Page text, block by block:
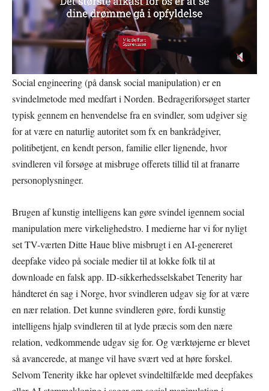
Social engineering (på dansk social manipulation) er en
svindelmetode med medfart i Norden. Bedrageriforsøget starter
typisk gennem en henvendelse fra en svindler, som udgiver sig
for at være en naturlig autoritet som fx en bankrådgiver,
politibetjent, en kendt person, familie eller lignende, hvor
svindleren vil forsøge at misbruge offerets tillid til at franarre
personoplysninger.
Brugen af kunstig intelligens kan gøre svindel igennem social
manipulation mere virkelighedstro. I medierne har vi for nyligt
set TV-værten Ditte Haue blive misbrugt i en AI-genereret
deepfake video på sociale medier til at lokke folk til at
downloade en falsk app. ID-sikkerhedsselskabet Tenerity har
håndteret én sag i Norge, hvor svindleren udgav sig for at være
en nær relation. Det kunne svindleren gøre, fordi kunstig
intelligens hjalp svindleren til at lyde præcis som den nære
relation, vedkommende udgav sig for. Og værktøjerne er blevet
så avancerede, at mange vil have svært ved at høre forskel.
Selvom Tenerity ikke har oplevet svindeltilfælde med deepfakes